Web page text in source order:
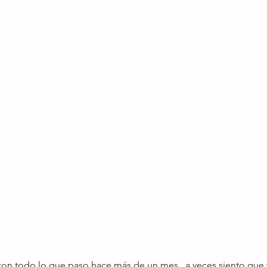
todo lo que paso hace más de un mes,  a veces siento que